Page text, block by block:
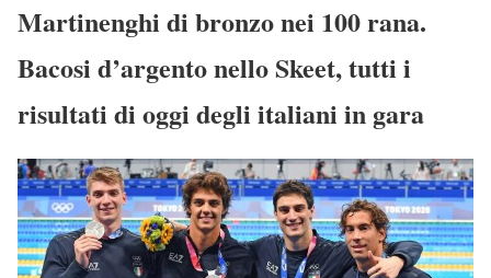
Martinenghi di bronzo nei 100 rana.
Bacosi d’argento nello Skeet, tutti i
risultati di oggi degli italiani in gara